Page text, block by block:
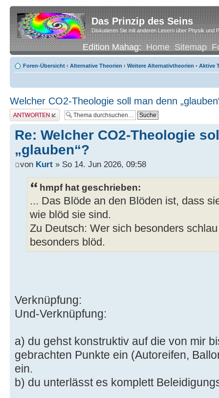
Das Prinzip des Seins
Diskutieren Sie mit anderen Lesern über Physik und
Edition Mahag:Home Sitemap
Foren-Übersicht ‹ Alternative Theorien ‹ Weitere Alternativtheorien • Aktive
Welcher CO2-Theologie soll man denn
Antwort erstellen
Re: Welcher CO2-Theologie
„glauben“?
von Kurt » So 14. Jun 2026, 09:58
hmpf hat geschrieben:
... Das Blöde an den Blöden ist, dass
wie blöd sie sind.
Zu Deutsch: Wer sich besonders
besonders blöd.
Verknüpfung:
Und-Verknüpfung:
a) du gehst konstruktiv auf die von mir
gebrachten Punkte ein (Autoreifen,
ein.
b) du unterlässt es komplett